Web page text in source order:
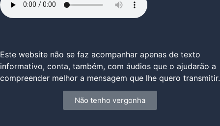
Este website não se faz acompanhar apenas de texto
informativo, conta, também, com áudios que o ajudarão a
compreender melhor a mensagem que lhe quero transmitir.
Não tenho vergonha